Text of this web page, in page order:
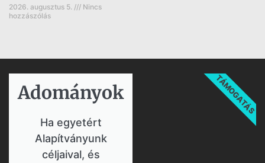
2026. augusztus 5.
Nincs
hozzászólás
Adományok​
Ha egyetért
Alapítványunk
céljaival, és
TÁMOGATÁS